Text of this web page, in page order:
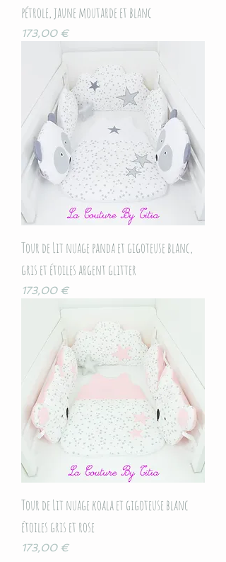
pétrole, jaune moutarde et blanc
Prix
173,00 €
Tour de Lit nuage panda et gigoteuse blanc,
gris et étoiles argent glitter
Prix
173,00 €
Tour de Lit nuage koala et gigoteuse blanc
étoiles gris et rose
Prix
173,00 €